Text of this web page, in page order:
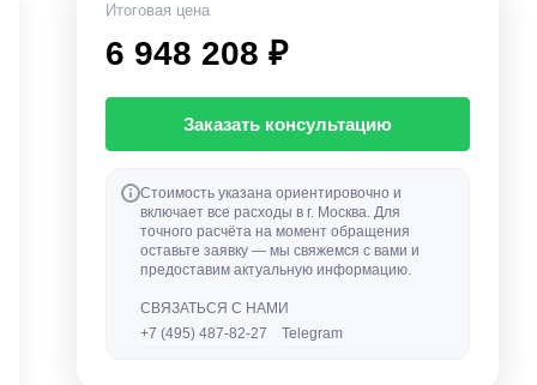
Итоговая цена
6 948 208 ₽
Заказать консультацию
Стоимость указана ориентировочно и
включает все расходы в г. Москва. Для
точного расчёта на момент обращения
оставьте заявку — мы свяжемся с вами и
предоставим актуальную информацию.
СВЯЗАТЬСЯ С НАМИ
+7 (495) 487-82-27
Telegram